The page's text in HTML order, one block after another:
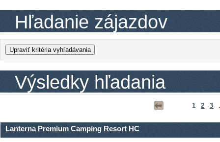
Hľadanie zájazdov
Výsledky hľadania
1 2 3
Lanterna Premium Camping Resort HC